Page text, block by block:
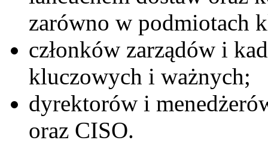
zarówno w podmiotach
członków zarządów i
kluczowych i ważnych;
dyrektorów i
oraz CISO.